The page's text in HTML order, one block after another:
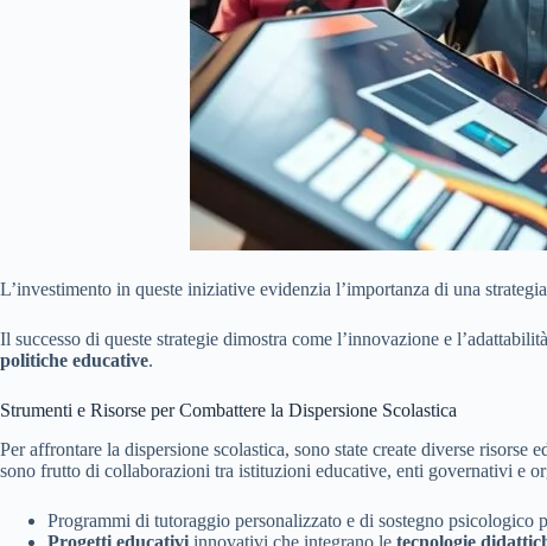
L’investimento in queste iniziative evidenzia l’importanza di una
Il successo di queste strategie dimostra come l’innovazione e
politiche educative.
Strumenti e Risorse per Combattere la Dispersione Scolastica
Per affrontare la dispersione scolastica, sono state create diverse risorse
sono frutto di collaborazioni tra istituzioni educative, enti governativi e
Programmi di tutoraggio personalizzato e di sostegno psicologico
Progetti educativi innovativi che integrano le tecnologie